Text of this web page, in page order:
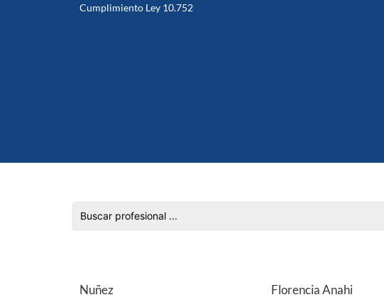
Cumplimiento Ley 10.752
Nuñez Florencia Anahi